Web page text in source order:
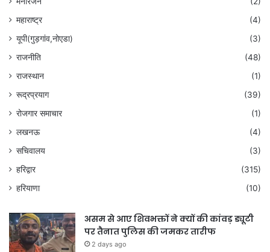
महाराष्ट्र
(4)
यूपी(गुड़गांव,नोएडा)
(3)
राजनीति
(48)
राजस्थान
(1)
रूद्रप्रयाग
(39)
रोजगार समाचार
(1)
लखनऊ
(4)
सचिवालय
(3)
हरिद्वार
(315)
हरियाणा
(10)
असम से आए शिवभक्तों ने क्यों की कांवड़ ड्यूटी
पर तैनात पुलिस की जमकर तारीफ
2 days ago